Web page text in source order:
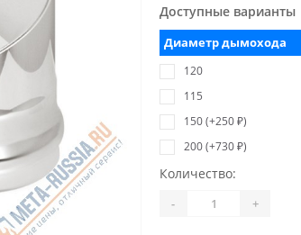
Доступные варианты
Диаметр дымохода
120
115
150 (+250 ₽)
200 (+730 ₽)
Количество:
- +